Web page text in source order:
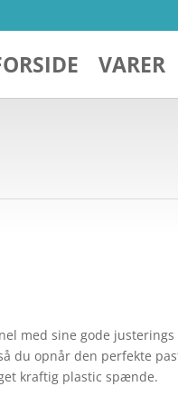
VARER
med sine gode
du opnår den perfekte
kraftig plastic spænde.